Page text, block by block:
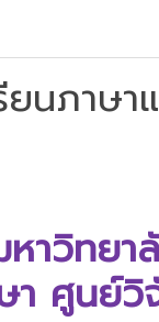
ยนภาษา
หาวิทย
า ศูนย์